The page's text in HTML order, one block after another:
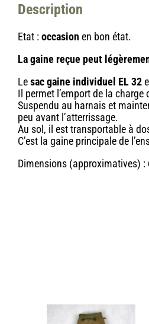
Description
Etat :occasion en bon état.
La gaine reçue peut
Lesac gaine individuel EL 32
Il permet l’emport de la
Suspendu au harnais et
peu avant l’atterrissage.
Au sol, il est transportable à
C’est la gaine principale de
Dimensions (approximatives) :